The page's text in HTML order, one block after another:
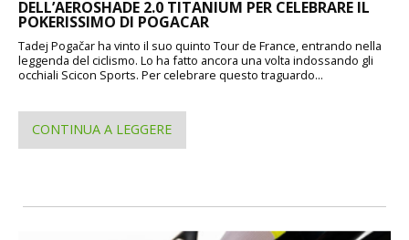
DELL’AEROSHADE 2.0 TITANIUM PER CELEBRARE IL
POKERISSIMO DI POGACAR
Tadej Pogačar ha vinto il suo quinto Tour de France, entrando nella
leggenda del ciclismo. Lo ha fatto ancora una volta indossando gli
occhiali Scicon Sports. Per celebrare questo traguardo...
CONTINUA A LEGGERE